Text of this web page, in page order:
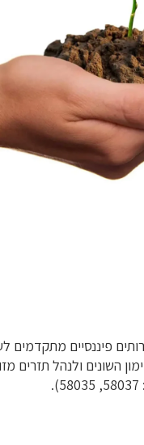
פיננסיים מתקדמים
המימון השונים ולנהל